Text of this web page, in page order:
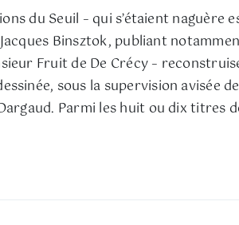
du Seuil – qui s’étaient naguère
Binsztok, publiant
Fruit de De Crécy –
sous la supervision avisée
Parmi les huit ou dix titres